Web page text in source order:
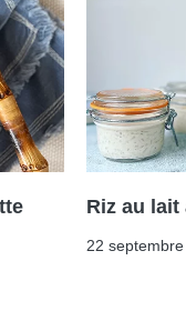
Riz au lait
22